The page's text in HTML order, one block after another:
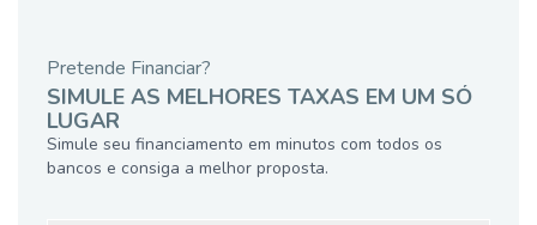
Pretende Financiar?
SIMULE AS MELHORES TAXAS EM UM SÓ
LUGAR
Simule seu financiamento em minutos com todos os
bancos e consiga a melhor proposta.